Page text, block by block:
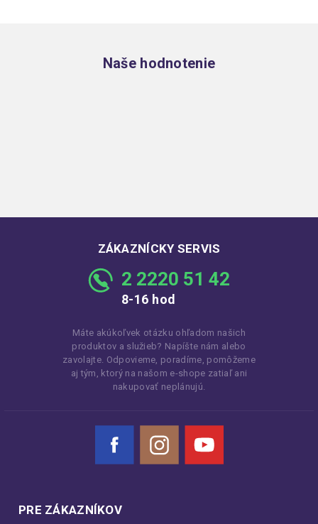
Naše hodnotenie
ZÁKAZNÍCKY SERVIS
2 2220 51 42
8-16 hod
Máte akúkoľvek otázku ohľadom našich
produktov a služieb? Napíšte nám alebo
zavolajte. Odpovieme, poradíme, pomôžeme
aj tým, ktorý na našom e-shope zatiaľ ani
nakupovať neplánujú.
Facebook Instagram YouTube
PRE ZÁKAZNÍKOV